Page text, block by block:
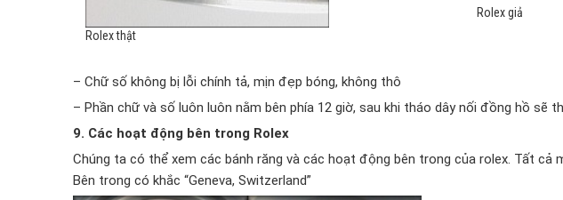
Rolex thật
Rolex giả
– Chữ số không bị lỗi chính tả, mịn đẹp bóng, không thô
– Phần chữ và số luôn luôn nằm bên phía 12 giờ, sau khi tháo dây nối đồng hồ sẽ
9. Các hoạt động bên trong Rolex
Chúng ta có thể xem các bánh răng và các hoạt động bên trong của rolex. Tất cả
Bên trong có khắc “Geneva, Switzerland”